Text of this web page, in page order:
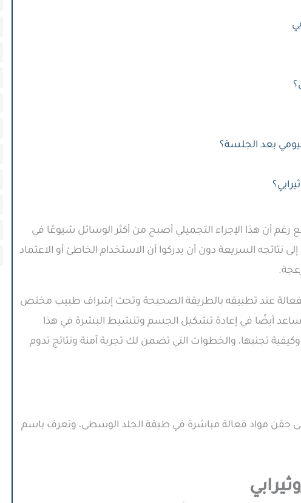
بعد الجلسة؟
رغم أن هذا الإجراء التجميلي أصبح من أكثر الوسائل شيوعًا في
نتائجه السريعة دون أن يدركوا أن الاستخدام الخاطئ أو الاعتماد
عند تطبيقه بالطريقة الصحيحة وتحت إشراف طبيب مختص
أيضًا في إعادة تشكيل الجسم وتنشيط البشرة في هذا
تجنبها، والخطوات التي تضمن لك تجربة آمنة ونتائج تدوم
حقن مواد فعالة مباشرة في طبقة الجلد الوسطى، وتعرف باسم